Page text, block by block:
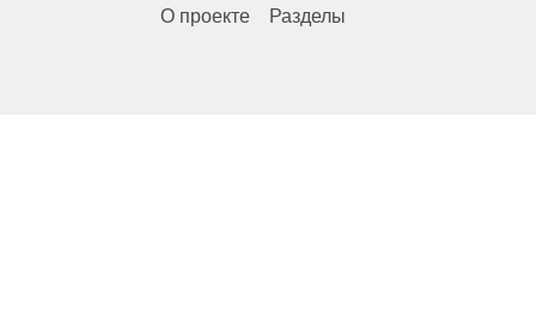
О проекте Разделы